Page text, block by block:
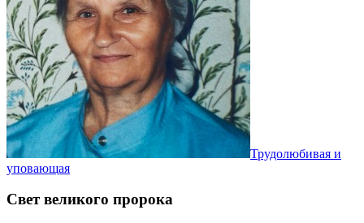
Трудолюбивая и
уповающая
Свет великого пророка